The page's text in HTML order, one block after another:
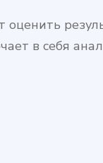
оценить
в себя